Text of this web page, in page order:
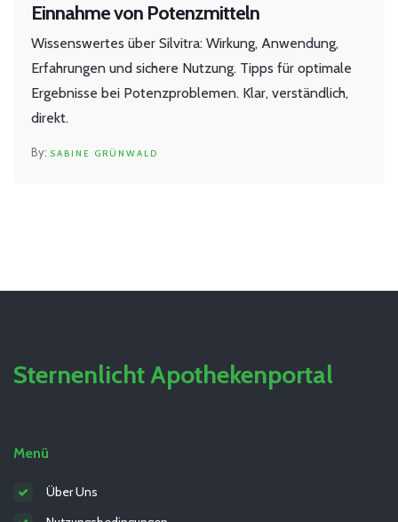
Einnahme von Potenzmitteln
Wissenswertes über Silvitra: Wirkung, Anwendung,
Erfahrungen und sichere Nutzung. Tipps für optimale
Ergebnisse bei Potenzproblemen. Klar, verständlich,
direkt.
SABINE GRÜNWALD
Sternenlicht Apothekenportal
Menü
Über Uns